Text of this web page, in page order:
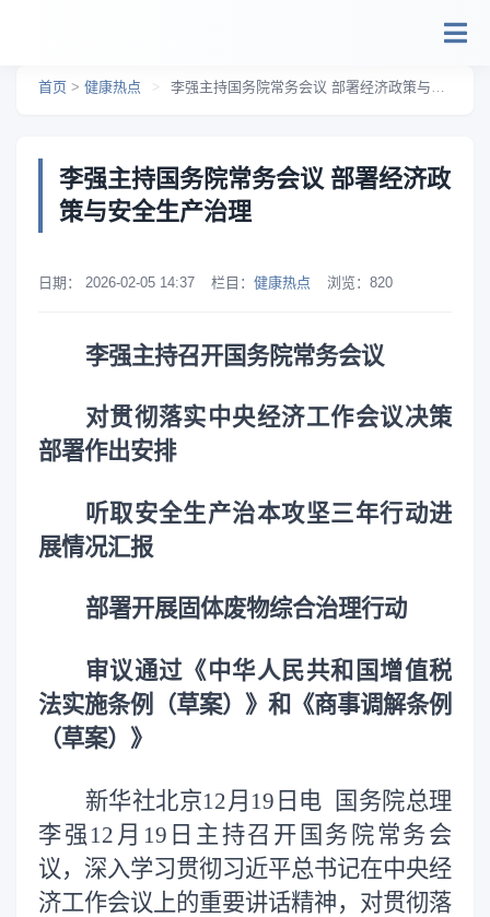
首页 > 健康热点 > 李强主持国务院常务会议 部署经济政策与安全生产治理
李强主持国务院常务会议 部署经济政
策与安全生产治理
日期： 2026-02-05 14:37 栏目： 健康热点 浏览： 820
李强主持召开国务院常务会议
对贯彻落实中央经济工作会议决策
部署作出安排
听取安全生产治本攻坚三年行动进
展情况汇报
部署开展固体废物综合治理行动
审议通过《中华人民共和国增值税
法实施条例（草案）》和《商事调解条例
（草案）》
新华社北京12月19日电 国务院总理
李强12月19日主持召开国务院常务会
议，深入学习贯彻习近平总书记在中央经
济工作会议上的重要讲话精神，对贯彻落